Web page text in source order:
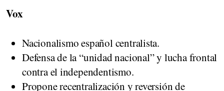
Vox
Nacionalismo español centralista.
Defensa de la “unidad nacional” y lucha frontal
contra el independentismo.
Propone recentralización y reversión de